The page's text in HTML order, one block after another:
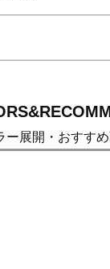
ー展開・おすす